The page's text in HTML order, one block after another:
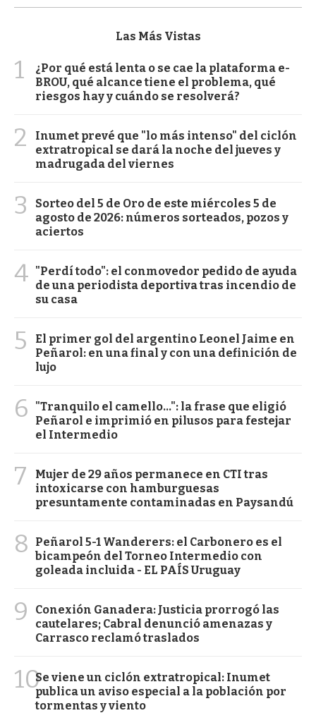
Las Más Vistas
1
¿Por qué está lenta o se cae la plataforma e-
BROU, qué alcance tiene el problema, qué
riesgos hay y cuándo se resolverá?
2
Inumet prevé que "lo más intenso" del ciclón
extratropical se dará la noche del jueves y
madrugada del viernes
3
Sorteo del 5 de Oro de este miércoles 5 de
agosto de 2026: números sorteados, pozos y
aciertos
4 "Perdí todo": el conmovedor pedido de ayuda
de una periodista deportiva tras incendio de
su casa
5
El primer gol del argentino Leonel Jaime en
Peñarol: en una final y con una definición de
lujo
6
"Tranquilo el camello...": la frase que eligió
Peñarol e imprimió en pilusos para festejar
el Intermedio
7
Mujer de 29 años permanece en CTI tras
intoxicarse con hamburguesas
presuntamente contaminadas en Paysandú
8
Peñarol 5-1 Wanderers: el Carbonero es el
bicampeón del Torneo Intermedio con
goleada incluida - EL PAÍS Uruguay
9
Conexión Ganadera: Justicia prorrogó las
cautelares; Cabral denunció amenazas y
Carrasco reclamó traslados
10Se viene un ciclón extratropical: Inumet
publica un aviso especial a la población por
tormentas y viento